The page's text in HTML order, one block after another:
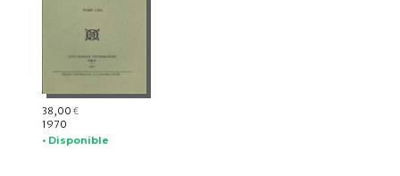
38,00 €
1970
• Disponible